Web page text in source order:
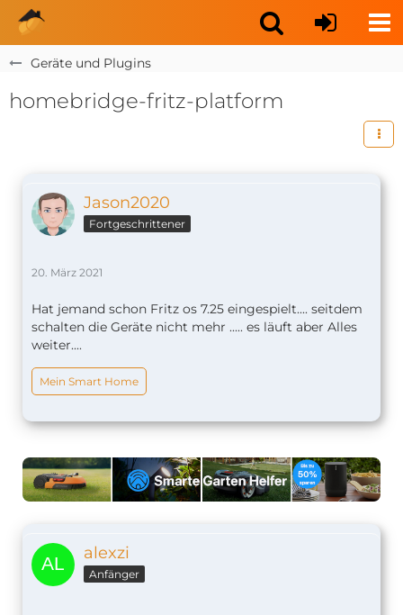
Geräte und Plugins
homebridge-fritz-platform
Jason2020
Fortgeschrittener
20. März 2021
Hat jemand schon Fritz os 7.25 eingespielt.... seitdem
schalten die Geräte nicht mehr ..... es läuft aber Alles
weiter....
Mein Smart Home
alexzi
Anfänger